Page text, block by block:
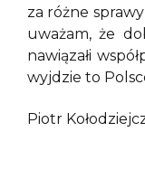
za różne
uważam, że
nawiązałi
wyjdzie to
Piotr